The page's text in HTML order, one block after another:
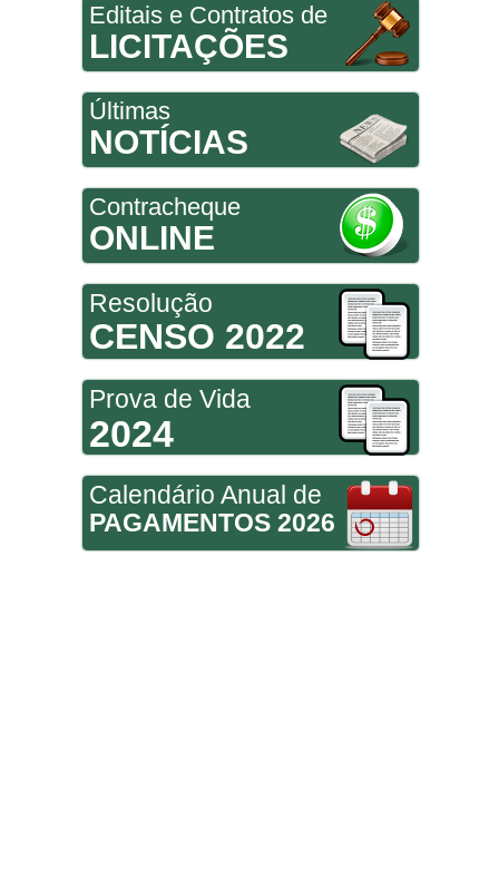
Editais e Contratos de
LICITAÇÕES
Últimas
NOTÍCIAS
Contracheque
ONLINE
Resolução
CENSO 2022
Prova de Vida
2024
Calendário Anual de
PAGAMENTOS 2026